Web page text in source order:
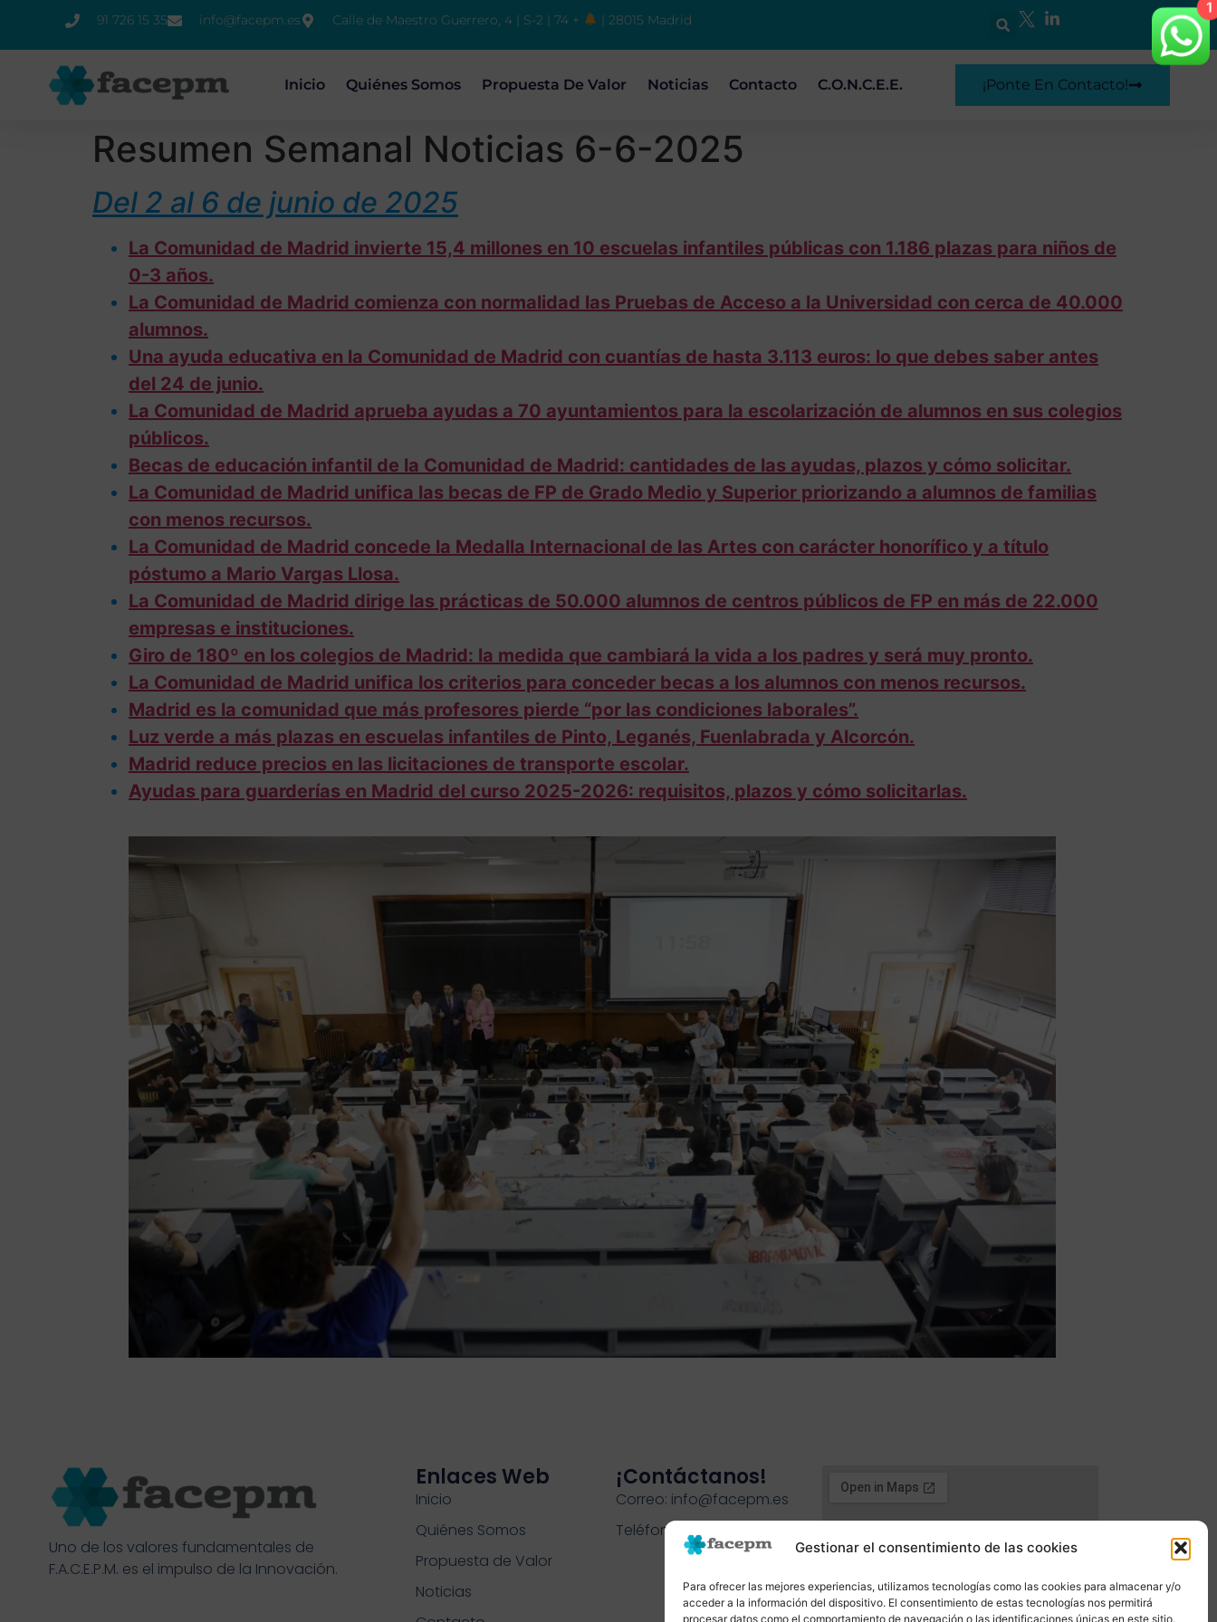
Gestionar el consentimiento de las cookies
Para ofrecer las mejores experiencias, utilizamos tecnologías como las cookies para almacenar y/o
acceder a la información del dispositivo. El consentimiento de estas tecnologías nos permitirá
procesar datos como el comportamiento de navegación o las identificaciones únicas en este sitio.
91 726 15 35 info@facepm.es Calle de Maestro Guerrero, 4 | S-2 | 74 + | 28015 Madrid
Inicio Quiénes Somos Propuesta De Valor Noticias Contacto C.O.N.C.E.E. ¡Ponte En Contacto!
Resumen Semanal Noticias 6-6-2025
Del 2 al 6 de junio de 2025
La Comunidad de Madrid invierte 15,4 millones en 10 escuelas infantiles públicas con 1.186 plazas para niños de
0-3 años.
La Comunidad de Madrid comienza con normalidad las Pruebas de Acceso a la Universidad con cerca de 40.000
alumnos.
Una ayuda educativa en la Comunidad de Madrid con cuantías de hasta 3.113 euros: lo que debes saber antes
del 24 de junio.
La Comunidad de Madrid aprueba ayudas a 70 ayuntamientos para la escolarización de alumnos en sus colegios
públicos.
Becas de educación infantil de la Comunidad de Madrid: cantidades de las ayudas, plazos y cómo solicitar.
La Comunidad de Madrid unifica las becas de FP de Grado Medio y Superior priorizando a alumnos de familias
con menos recursos.
La Comunidad de Madrid concede la Medalla Internacional de las Artes con carácter honorífico y a título
póstumo a Mario Vargas Llosa.
La Comunidad de Madrid dirige las prácticas de 50.000 alumnos de centros públicos de FP en más de 22.000
empresas e instituciones.
Giro de 180º en los colegios de Madrid: la medida que cambiará la vida a los padres y será muy pronto.
La Comunidad de Madrid unifica los criterios para conceder becas a los alumnos con menos recursos.
Madrid es la comunidad que más profesores pierde “por las condiciones laborales”.
Luz verde a más plazas en escuelas infantiles de Pinto, Leganés, Fuenlabrada y Alcorcón.
Madrid reduce precios en las licitaciones de transporte escolar.
Ayudas para guarderías en Madrid del curso 2025-2026: requisitos, plazos y cómo solicitarlas.
Uno de los valores fundamentales de
F.A.C.E.P.M. es el impulso de la Innovación.
Enlaces Web
Inicio
Quiénes Somos
Propuesta de Valor
Noticias
¡contáctanos!
Correo: info@facepm.es
Teléfono: 91 726 15 35